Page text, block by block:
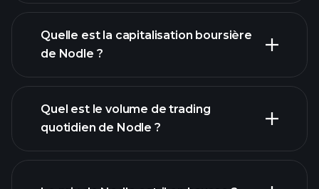
graphique avancé
Quelle est la capitalisation boursière
de Nodle ?
liste de cryptomonnaies
Quel est le volume de trading
quotidien de Nodle ?